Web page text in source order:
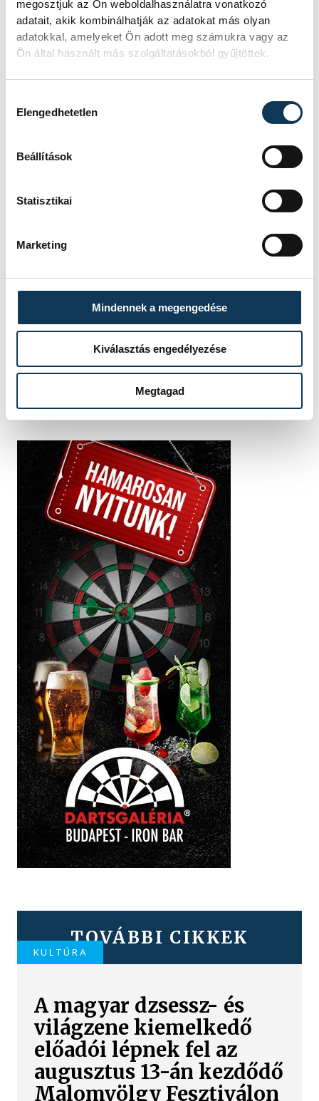
megosztjuk az Ön weboldalhasználatra vonatkozó
adatait, akik kombinálhatják az adatokat más olyan
adatokkal, amelyeket Ön adott meg számukra vagy az
Ön által használt más szolgáltatásokból gyűjtöttek.
Elengedhetetlen
Beállítások
Statisztikai
Marketing
Mindennek a megengedése
Kiválasztás engedélyezése
Megtagad
művészetek, múzeumok, könyvtárak
segítenek hosszabb ideig megőrizni a
jóllétünket, ezért is fontos, hogy
mindenkinek lehetősége legyen könnyen
kultúrához.
SZERZŐ
Schöngrundtner
Tamás
TOVÁBBI CIKKEK
KULTÚRA
A magyar dzsessz- és
világzene kiemelkedő
előadói lépnek fel az
augusztus 13-án kezdődő
Malomvölgy Fesztiválon